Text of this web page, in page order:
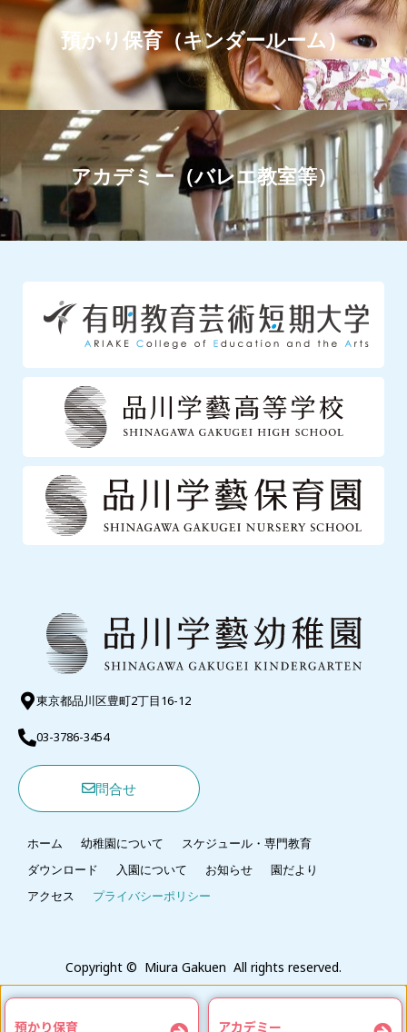
預かり保育（キンダールーム）
アカデミー（バレエ教室等）
東京都品川区豊町2丁目16-12
03-3786-3454
問合せ
ホーム 幼稚園について
スケジュール・専門教育
ダウンロード
入園について お知らせ
園だより
アクセス
プライバシーポリシー
Copyright © Miura Gakuen All rights reserved.
預かり保育 アカデミー